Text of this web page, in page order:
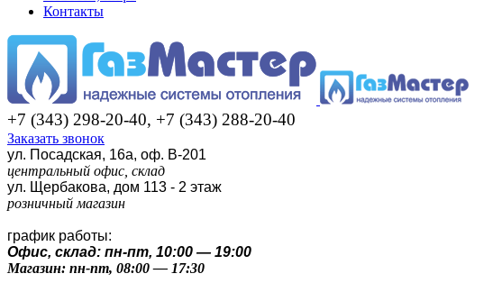
Контакты
+7 (343) 298-20-40, +7 (343) 288-20-40
Заказать звонок
ул. Посадская, 16а, оф. В-201
центральный офис, склад
ул. Щербакова, дом 113 - 2 этаж
розничный магазин
график работы:
Офис, склад: пн-пт, 10:00 — 19:00
Магазин: пн-пт, 08:00 — 17:30